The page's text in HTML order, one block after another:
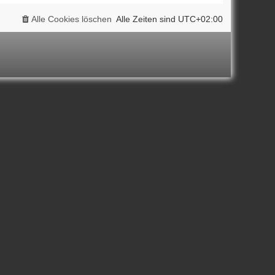
Alle Zeiten sind UTC+02:00
Alle Cookies löschen